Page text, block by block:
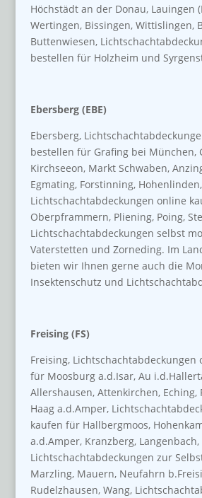
Höchstädt an der Donau, Lauingen
Wertingen, Bissingen, Wittislingen,
Buttenwiesen,
bestellen für Holzheim und
Ebersberg (EBE)
Ebersberg,
bestellen für Grafing bei München,
Kirchseeon, Markt Schwaben,
Egmating, Forstinning, Hohenlinden,
Lichtschachtabdeckungen online
Oberpframmern, Pliening, Poing,
Lichtschachtabdeckungen selbst
Vaterstetten und Zorneding. Im
bieten wir Ihnen gerne auch die
Insektenschutz und
Freising (FS)
Freising, Lichtschachtabdeckungen
für Moosburg a.d.Isar, Au
Allershausen, Attenkirchen, Eching,
Haag a.d.Amper,
kaufen für Hallbergmoos,
a.d.Amper, Kranzberg, Langenbach,
Lichtschachtabdeckungen zur
Marzling, Mauern, Neufahrn
Rudelzhausen, Wang,